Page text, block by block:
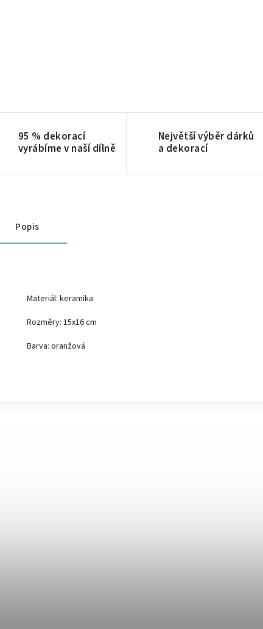
95 % dekorací
vyrábíme v naší dílně
Největší výběr dárků
a dekorací
Popis
Materiál: keramika
Rozměry: 15x16 cm
Barva: oranžová